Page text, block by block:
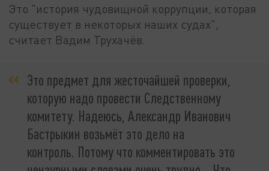
Это "история чудовищной коррупции, которая
существует в некоторых наших судах",
считает Вадим Трухачёв.
Это предмет для жесточайшей проверки,
которую надо провести Следственному
комитету. Надеюсь, Александр Иванович
Бастрыкин возьмёт это дело на
контроль. Потому что комментировать это